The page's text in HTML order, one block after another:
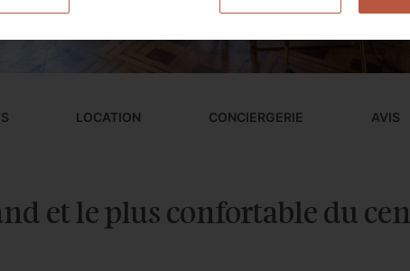
LOCATION CONCIERGERIE AVIS
et le plus confortable du